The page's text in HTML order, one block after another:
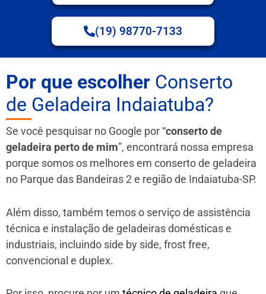
(19) 98770-7133
Por que escolher Conserto
de Geladeira Indaiatuba?
Se você pesquisar no Google por “conserto de
geladeira perto de mim”, encontrará nossa empresa
porque somos os melhores em conserto de geladeira
no Parque das Bandeiras 2 e região de Indaiatuba-SP.
Além disso, também temos o serviço de assistência
técnica e instalação de geladeiras domésticas e
industriais, incluindo side by side, frost free,
convencional e duplex.